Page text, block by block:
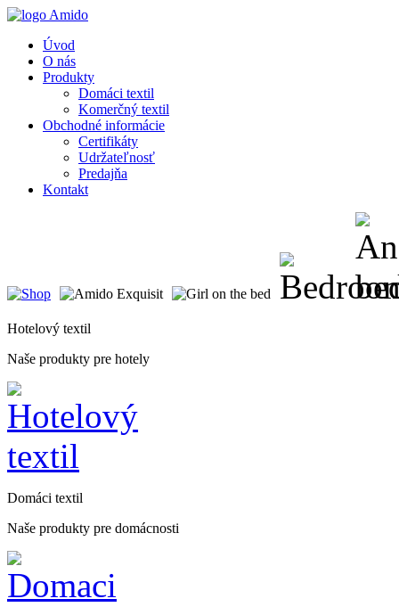
Úvod
O nás
Produkty
Domáci textil
Komerčný textil
Obchodné informácie
Certifikáty
Udržateľnosť
Predajňa
Kontakt
Hotelový textil
Naše produkty pre hotely
Domáci textil
Naše produkty pre domácnosti